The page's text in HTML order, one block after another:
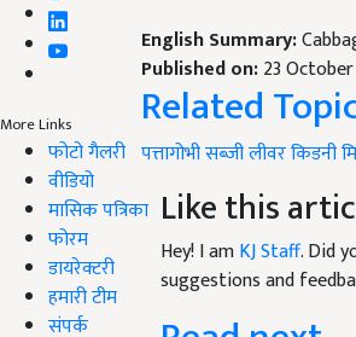
More Links
फोटो गैलरी
वीडियो
मासिक पत्रिका
फोरम
डायरेक्टरी
हमारी टीम
संपर्क
English Summary:
Published on:23 October
Related
पत्तागोभीसब्जीलीवर किडनी
Like this
Hey! I amKJ Staff. Did
suggestions and